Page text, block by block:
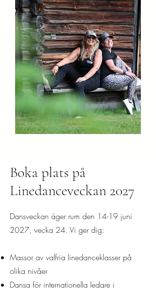
Boka plats på
Linedanceveckan 2027
Dansveckan äger rum den 14-19 juni
2027, vecka 24. Vi ger dig:
Massor av valfria linedanceklasser på
olika nivåer
Dansa för internationella ledare i